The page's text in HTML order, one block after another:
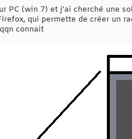
PC (win 7) et j'ai cherché une
qui permette de créer un
connait